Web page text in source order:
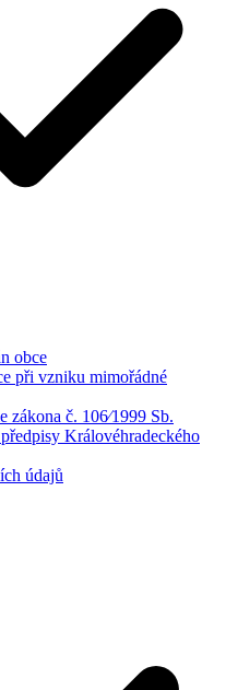
obce
při vzniku mimořádné
zákona č. 106⁄1999 Sb.
Královéhradeckého
údajů